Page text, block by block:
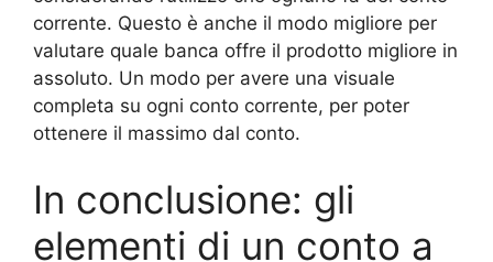
corrente. Questo è anche il modo migliore per
valutare quale banca offre il prodotto migliore in
assoluto. Un modo per avere una visuale
completa su ogni conto corrente, per poter
ottenere il massimo dal conto.
In conclusione: gli
elementi di un conto a